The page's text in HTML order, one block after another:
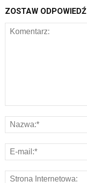
ZOSTAW ODPOWIEDŹ